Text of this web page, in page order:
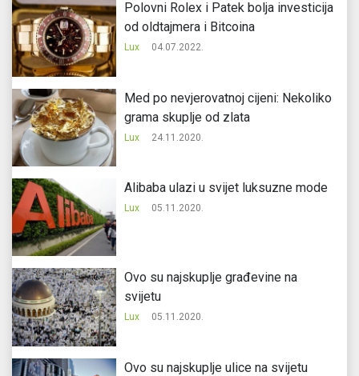
Polovni Rolex i Patek bolja investicija
od oldtajmera i Bitcoina
Lux 04.07.2022.
Med po nevjerovatnoj cijeni: Nekoliko
grama skuplje od zlata
Lux 24.11.2020.
Alibaba ulazi u svijet luksuzne mode
Lux 05.11.2020.
Ovo su najskuplje građevine na
svijetu
Lux 05.11.2020.
Ovo su najskuplje ulice na svijetu